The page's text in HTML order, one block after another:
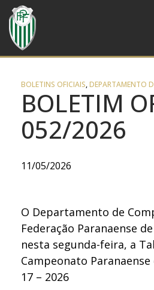
BOLETINS OFICIAIS,DEPARTAMENTO
BOLETIM
052/2026
11/05/2026
O Departamento de
Federação Paranaense
nesta segunda-feira, a
Campeonato
17 – 2026